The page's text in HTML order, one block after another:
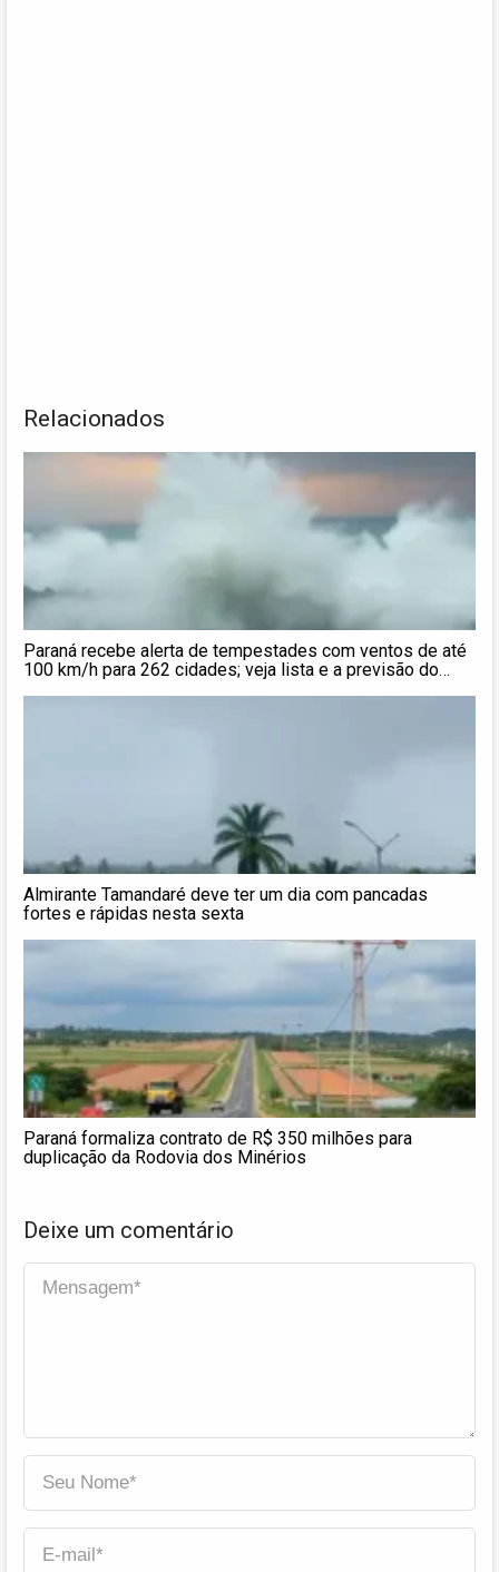
Relacionados
Paraná recebe alerta de tempestades com ventos de até
100 km/h para 262 cidades; veja lista e a previsão do
Almirante Tamandaré deve ter um dia com pancadas
fortes e rápidas nesta sexta
Paraná formaliza contrato de R$ 350 milhões para
duplicação da Rodovia dos Minérios
Deixe um comentário